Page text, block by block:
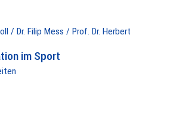
/ Dr. Filip Mess / Prof. Dr. Herbert
im Sport